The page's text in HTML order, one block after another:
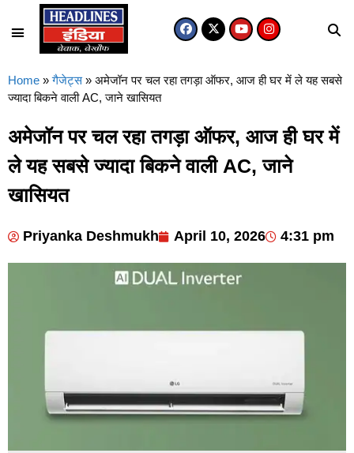
Home » गैजेट्स » अमेजॉन पर चल रहा तगड़ा ऑफर, आज ही घर में ले यह सबसे
ज्यादा बिकने वाली AC, जाने खासियत
अमेजॉन पर चल रहा तगड़ा ऑफर, आज ही घर में
ले यह सबसे ज्यादा बिकने वाली AC, जाने
खासियत
Priyanka Deshmukh April 10, 2026 4:31 pm